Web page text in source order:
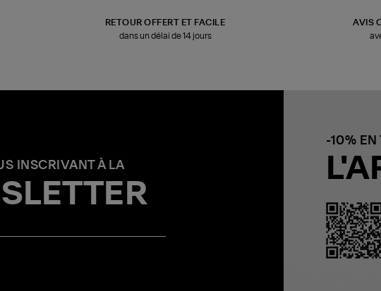
RETOUR OFFERT ET FACILE
dans un délai de 14 jours
AVIS
INSCRIVANT À LA
-10% EN